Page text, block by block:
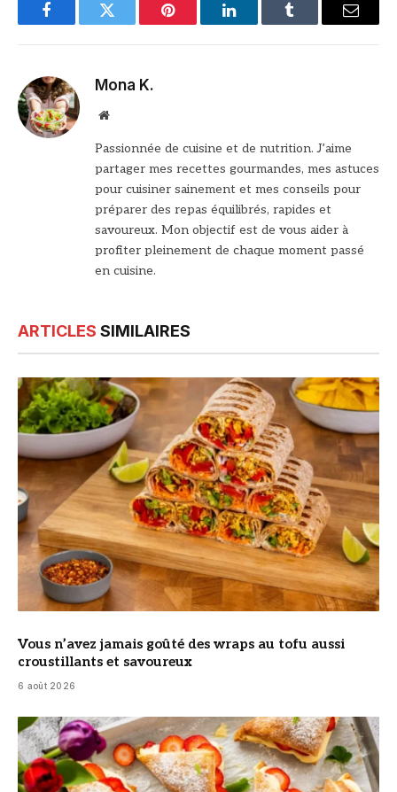
FacebookTwitter Pinterest LinkedInTumblr Email
Mona K.
Site
Passionnée de cuisine et de nutrition. J’aime
partager mes recettes gourmandes, mes astuces
pour cuisiner sainement et mes conseils pour
préparer des repas équilibrés, rapides et
savoureux. Mon objectif est de vous aider à
profiter pleinement de chaque moment passé
en cuisine.
ARTICLES SIMILAIRES
© DR
Vous n’avez jamais goûté des wraps au tofu aussi
croustillants et savoureux
6 août 2026
© DR